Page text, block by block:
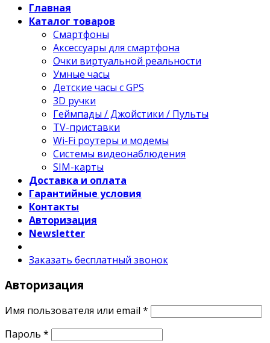
Главная
Каталог товаров
Смартфоны
Аксессуары для смартфона
Очки виртуальной реальности
Умные часы
Детские часы с GPS
3D ручки
Геймпады / Джойстики / Пульты
TV-приставки
Wi-Fi роутеры и модемы
Системы видеонаблюдения
SIM-карты
Доставка и оплата
Гарантийные условия
Контакты
Авторизация
Newsletter
Заказать бесплатный звонок
Авторизация
Имя пользователя или email *
Пароль *